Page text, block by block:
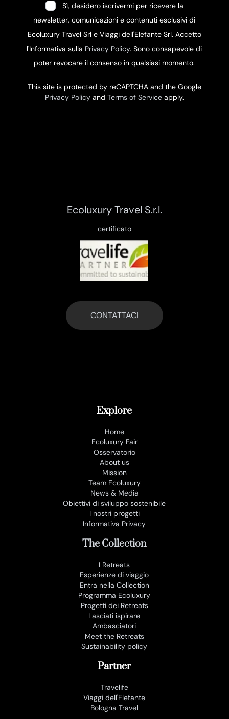
Sì, desidero iscrivermi per ricevere la
newsletter, comunicazioni e contenuti esclusivi di
Ecoluxury Travel Srl e Viaggi dell'Elefante Srl. Accetto
l'Informativa sulla Privacy Policy. Sono consapevole di
poter revocare il consenso in qualsiasi momento.
This site is protected by reCAPTCHA and the Google
Privacy Policyand Terms of Serviceapply.
Ecoluxury Travel S.r.l.
certificato
CONTATTACI
Explore
Home
Ecoluxury Fair
Osservatorio
About us
Mission
Team Ecoluxury
News & Media
Obiettivi di sviluppo sostenibile
I nostri progetti
Informativa Privacy
The Collection
I Retreats
Esperienze di viaggio
Entra nella Collection
Programma Ecoluxury
Progetti dei Retreats
Lasciati ispirare
Ambasciatori
Meet the Retreats
Sustainability policy
Partner
Travelife
Viaggi dell'Elefante
Bologna Travel